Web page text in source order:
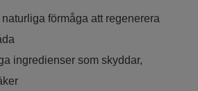
förmåga att regenerera
ingredienser som skyddar,